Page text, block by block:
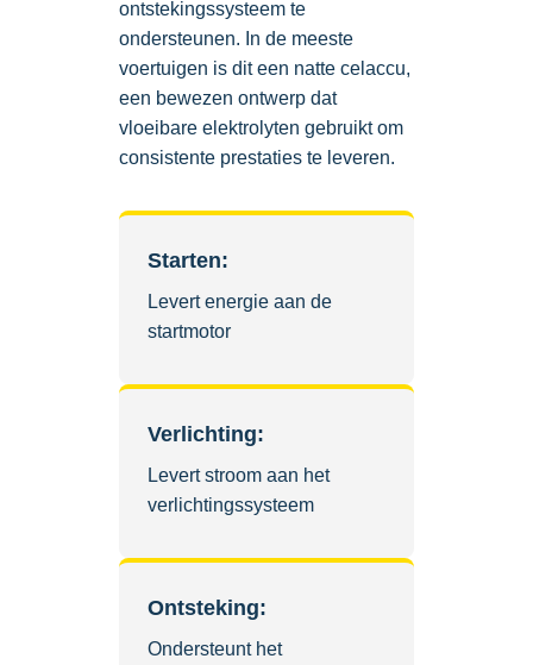
ontstekingssysteem te
ondersteunen. In de meeste
voertuigen is dit een natte celaccu,
een bewezen ontwerp dat
vloeibare elektrolyten gebruikt om
consistente prestaties te leveren.
Starten:
Levert energie aan de
startmotor
Verlichting:
Levert stroom aan het
verlichtingssysteem
Ontsteking:
Ondersteunt het